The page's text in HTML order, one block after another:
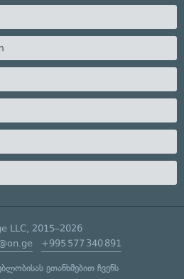
LLC, 2015–2026
+995 577 340 891
ეთანხმებით ჩვენს